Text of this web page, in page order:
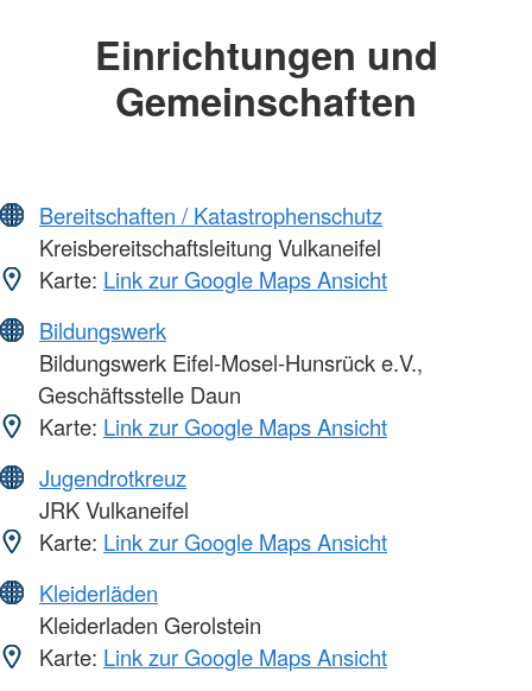
Einrichtungen und
Gemeinschaften
Bereitschaften / Katastrophenschutz
Kreisbereitschaftsleitung Vulkaneifel
Karte: Link zur Google Maps Ansicht
Bildungswerk
Bildungswerk Eifel-Mosel-Hunsrück e.V.,
Geschäftsstelle Daun
Karte: Link zur Google Maps Ansicht
Jugendrotkreuz
JRK Vulkaneifel
Karte: Link zur Google Maps Ansicht
Kleiderläden
Kleiderladen Gerolstein
Karte: Link zur Google Maps Ansicht